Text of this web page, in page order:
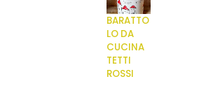
BARATTO
LO DA
CUCINA
TETTI
ROSSI